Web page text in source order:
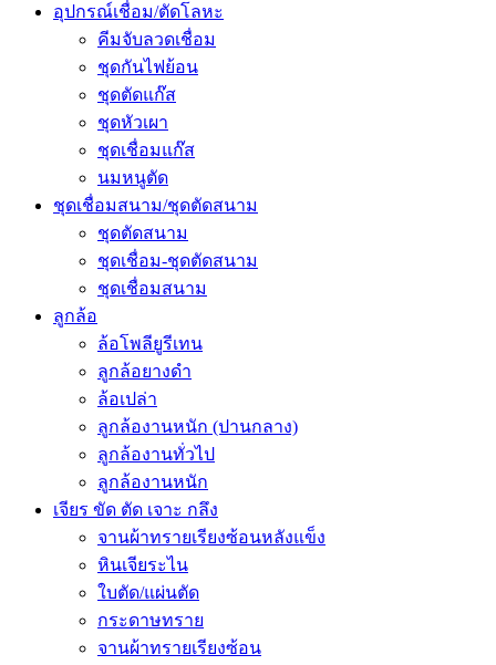
อุปกรณ์เชื่อม/ตัดโลหะ
คีมจับลวดเชื่อม
ชุดกันไฟย้อน
ชุดตัดแก๊ส
ชุดหัวเผา
ชุดเชื่อมแก๊ส
นมหนูตัด
ชุดเชื่อมสนาม/ชุดตัดสนาม
ชุดตัดสนาม
ชุดเชื่อม-ชุดตัดสนาม
ชุดเชื่อมสนาม
ลูกล้อ
ล้อโพลียูรีเทน
ลูกล้อยางดำ
ล้อเปล่า
ลูกล้องานหนัก (ปานกลาง)
ลูกล้องานทั่วไป
ลูกล้องานหนัก
เจียร ขัด ตัด เจาะ กลึง
จานผ้าทรายเรียงซ้อนหลังแข็ง
หินเจียระไน
ใบตัด/แผ่นตัด
กระดาษทราย
จานผ้าทรายเรียงซ้อน